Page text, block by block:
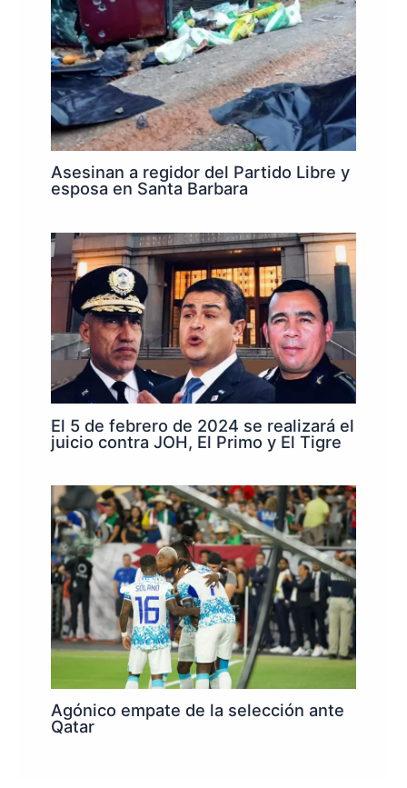
Asesinan a regidor del Partido Libre y
esposa en Santa Barbara
El 5 de febrero de 2024 se realizará el
juicio contra JOH, El Primo y El Tigre
Agónico empate de la selección ante
Qatar